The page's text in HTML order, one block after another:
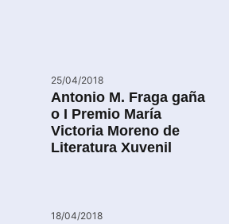
25/04/2018
Antonio M. Fraga gaña
o I Premio María
Victoria Moreno de
Literatura Xuvenil
18/04/2018